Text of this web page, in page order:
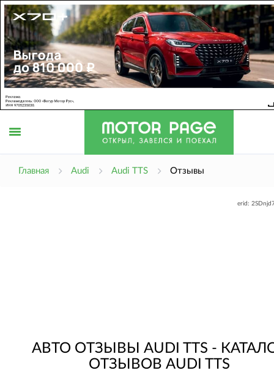
Главная Audi Audi TTS Отзывы
erid:
АВТО ОТЗЫВЫ AUDI TTS -
ОТЗЫВОВ AUDI TTS